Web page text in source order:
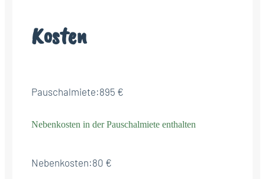
Kosten
Pauschalmiete:895 €
Nebenkosten in der Pauschalmiete enthalten
Nebenkosten:80 €